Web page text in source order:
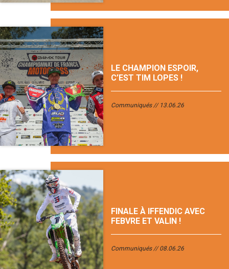
LE CHAMPION ESPOIR,
C’EST TIM LOPES !
Communiqués 13.06.26
FINALE À IFFENDIC AVEC
FEBVRE ET VALIN !
Communiqués 08.06.26